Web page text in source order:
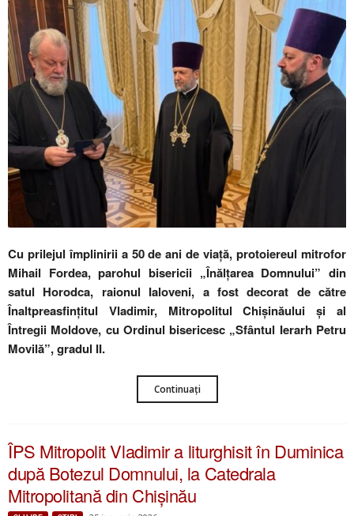
Cu prilejul împlinirii a 50 de ani de viață, protoiereul mitrofor
Mihail Fordea, parohul bisericii „Înălțarea Domnului” din
satul Horodca, raionul Ialoveni, a fost decorat de către
Înaltpreasfințitul Vladimir, Mitropolitul Chișinăului și al
Întregii Moldove, cu Ordinul bisericesc „Sfântul Ierarh Petru
Movilă”, gradul II.
Continuați
ÎPS Mitropolit Vladimir a liturghisit în Duminica
după Botezul Domnului, la Catedrala
Mitropolitană din Chișinău